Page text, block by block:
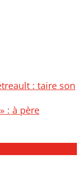
: taire son
: à père